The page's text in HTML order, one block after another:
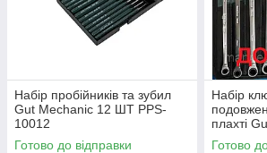
Набір пробійників та зубил
Gut Mechanic 12 ШТ PPS-
10012
Готово до відправки
Набір
плахті
19mm
Готово